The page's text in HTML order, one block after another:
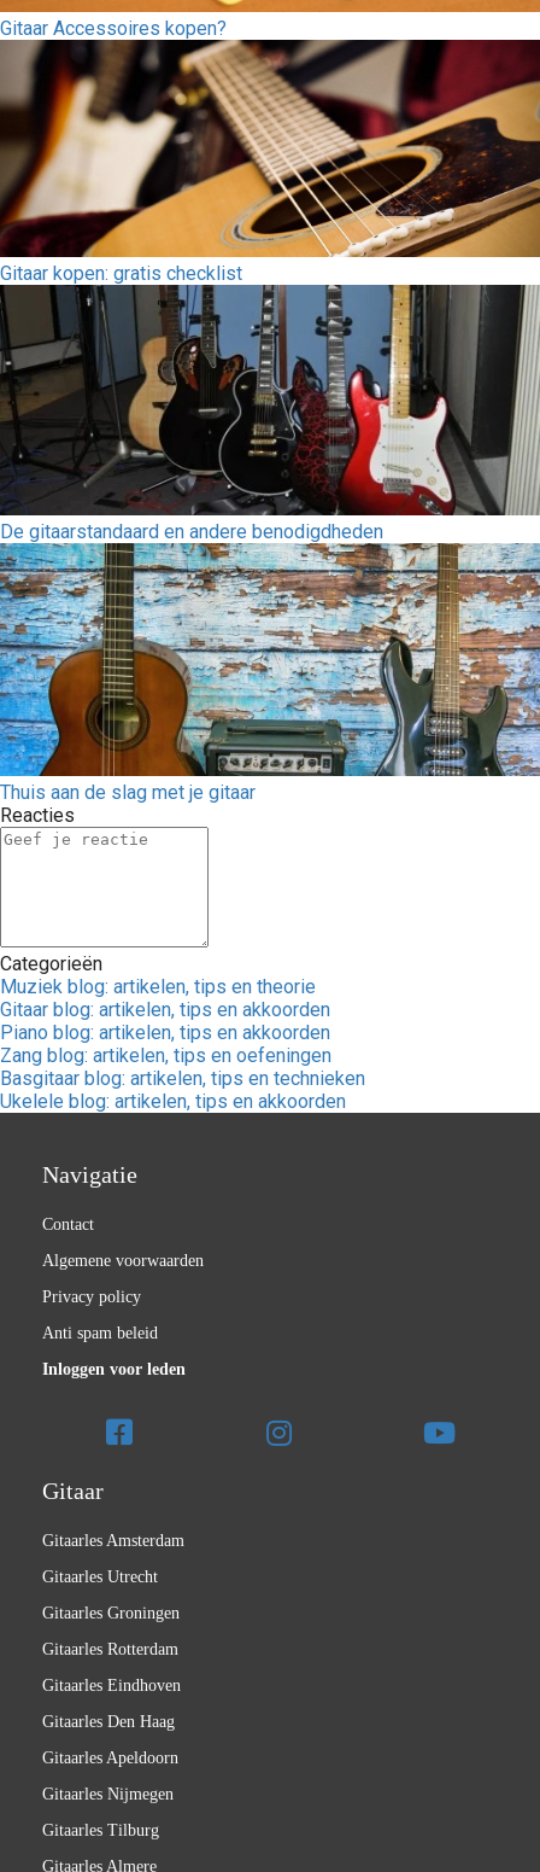
Gitaar Accessoires kopen?
Gitaar kopen: gratis checklist
De gitaarstandaard en andere benodigdheden
Thuis aan de slag met je gitaar
Reacties
Categorieën
Muziek blog: artikelen, tips en theorie
Gitaar blog: artikelen, tips en akkoorden
Piano blog: artikelen, tips en akkoorden
Zang blog: artikelen, tips en oefeningen
Basgitaar blog: artikelen, tips en technieken
Ukelele blog: artikelen, tips en akkoorden
Navigatie
Contact
Algemene voorwaarden
Privacy policy
Anti spam beleid
Inloggen voor leden
Gitaar
Gitaarles Amsterdam
Gitaarles Utrecht
Gitaarles Groningen
Gitaarles Rotterdam
Gitaarles Eindhoven
Gitaarles Den Haag
Gitaarles Apeldoorn
Gitaarles Nijmegen
Gitaarles Tilburg
Gitaarles Almere